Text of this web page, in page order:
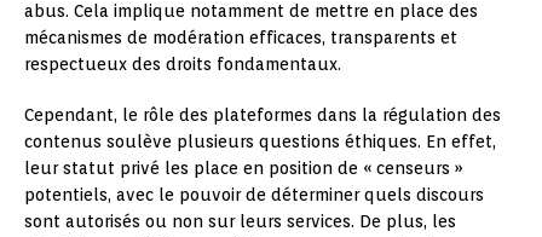
abus. Cela implique notamment de mettre en place des
mécanismes de modération efficaces, transparents et
respectueux des droits fondamentaux.
Cependant, le rôle des plateformes dans la régulation des
contenus soulève plusieurs questions éthiques. En effet,
leur statut privé les place en position de « censeurs »
potentiels, avec le pouvoir de déterminer quels discours
sont autorisés ou non sur leurs services. De plus, les